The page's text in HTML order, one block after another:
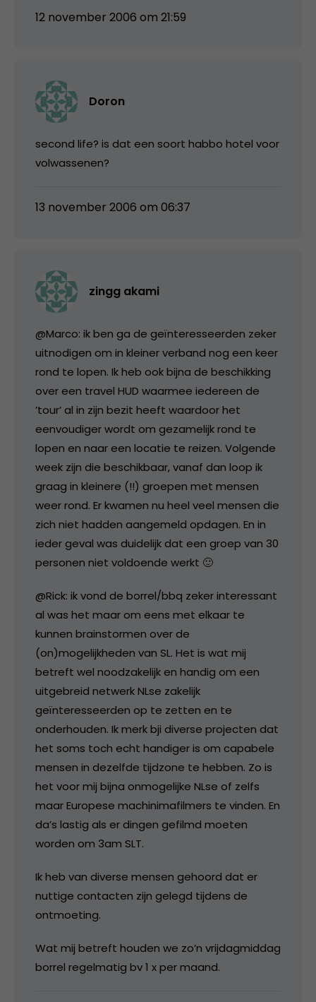
12 november 2006 om 21:59
Doron
second life? is dat een soort habbo hotel voor
volwassenen?
13 november 2006 om 06:37
zingg akami
@Marco: ik ben ga de geïnteresseerden zeker
uitnodigen om in kleiner verband nog een keer
rond te lopen. Ik heb ook bijna de beschikking
over een travel HUD waarmee iedereen de
’tour’ al in zijn bezit heeft waardoor het
eenvoudiger wordt om gezamelijk rond te
lopen en naar een locatie te reizen. Volgende
week zijn die beschikbaar, vanaf dan loop ik
graag in kleinere (!!) groepen met mensen
weer rond. Er kwamen nu heel veel mensen die
zich niet hadden aangemeld opdagen. En in
ieder geval was duidelijk dat een groep van 30
personen niet voldoende werkt 🙂
@Rick: ik vond de borrel/bbq zeker interessant
al was het maar om eens met elkaar te
kunnen brainstormen over de
(on)mogelijkheden van SL. Het is wat mij
betreft wel noodzakelijk en handig om een
uitgebreid netwerk NLse zakelijk
geïnteresseerden op te zetten en te
onderhouden. Ik merk bji diverse projecten dat
het soms toch echt handiger is om capabele
mensen in dezelfde tijdzone te hebben. Zo is
het voor mij bijna onmogelijke NLse of zelfs
maar Europese machinimafilmers te vinden. En
da’s lastig als er dingen gefilmd moeten
worden om 3am SLT.
Ik heb van diverse mensen gehoord dat er
nuttige contacten zijn gelegd tijdens de
ontmoeting.
Wat mij betreft houden we zo’n vrijdagmiddag
borrel regelmatig bv 1 x per maand.